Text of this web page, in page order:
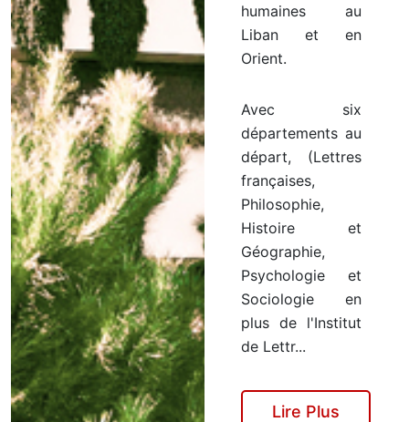
humaines au
Liban et en
Orient.
Avec six
départements au
départ, (Lettres
françaises,
Philosophie,
Histoire et
Géographie,
Psychologie et
Sociologie en
plus de l'Institut
de Lettr...
Lire Plus